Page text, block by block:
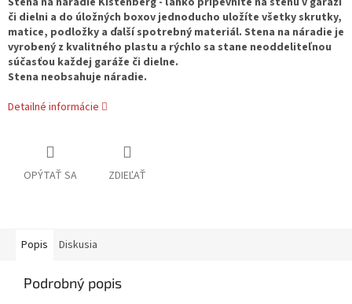
či dielni a do úložných boxov jednoducho uložíte všetky skrutky,
matice, podložky a ďalší spotrebný materiál. Stena na náradie je
vyrobený z kvalitného plastu a rýchlo sa stane neoddeliteľnou
súčasťou každej garáže či dielne.
Stena neobsahuje náradie.
Detailné informácie
OPÝTAŤ SA ZDIEĽAŤ
Popis Diskusia
Podrobný popis